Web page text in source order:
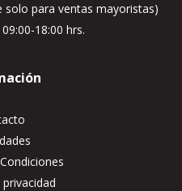
solo para ventas mayoristas)
18:00 hrs.